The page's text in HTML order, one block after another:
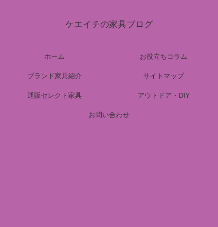
ケエイチの家具ブログ
ホーム お役立ちコラム
ブランド家具紹介 サイトマップ
通販セレクト家具 アウトドア・DIY
お問い合わせ